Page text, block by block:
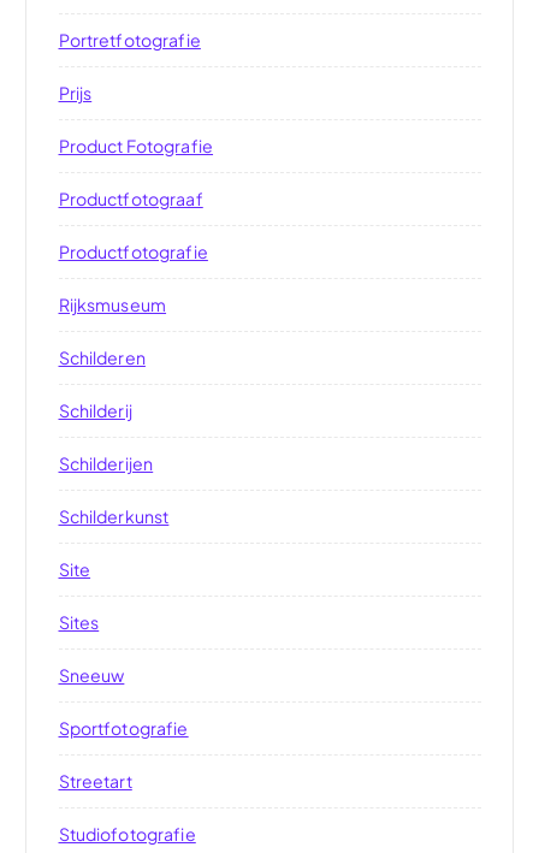
Portretfotografie
Prijs
Product Fotografie
Productfotograaf
Productfotografie
Rijksmuseum
Schilderen
Schilderij
Schilderijen
Schilderkunst
Site
Sites
Sneeuw
Sportfotografie
Streetart
Studiofotografie